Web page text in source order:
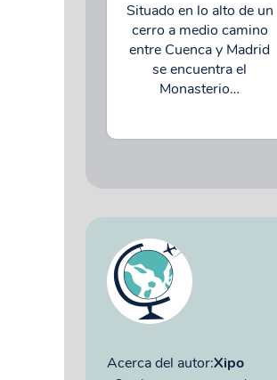
Situado en lo alto de un
cerro a medio camino
entre Cuenca y Madrid
se encuentra el
Monasterio…
Acerca del autor:Xipo